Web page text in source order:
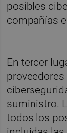
posibles
compañías
En tercer
proveedores
suministro.
todos los